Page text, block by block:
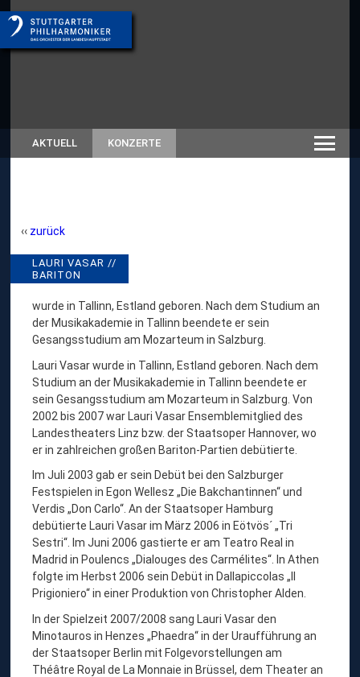
AKTUELL KONZERTE
zurück
L
A
U
R
I
V
A
S
A
R
,
B
A
R
I
T
O
N
LAURI VASAR //
BARITON
wurde in Tallinn, Estland geboren. Nach dem Studium an
der Musikakademie in Tallinn beendete er sein
Gesangsstudium am Mozarteum in Salzburg.
Lauri Vasar wurde in Tallinn, Estland geboren. Nach dem
Studium an der Musikakademie in Tallinn beendete er
sein Gesangsstudium am Mozarteum in Salzburg. Von
2002 bis 2007 war Lauri Vasar Ensemblemitglied des
Landestheaters Linz bzw. der Staatsoper Hannover, wo
er in zahlreichen großen Bariton-Partien debütierte.
Im Juli 2003 gab er sein Debüt bei den Salzburger
Festspielen in Egon Wellesz „Die Bakchantinnen“ und
Verdis „Don Carlo“. An der Staatsoper Hamburg
debütierte Lauri Vasar im März 2006 in Eötvös´ „Tri
Sestri“. Im Juni 2006 gastierte er am Teatro Real in
Madrid in Poulencs „Dialouges des Carmélites“. In Athen
folgte im Herbst 2006 sein Debüt in Dallapiccolas „Il
Prigioniero“ in einer Produktion von Christopher Alden.
In der Spielzeit 2007/2008 sang Lauri Vasar den
Minotauros in Henzes „Phaedra“ in der Uraufführung an
der Staatsoper Berlin mit Folgevorstellungen am
Théâtre Royal de La Monnaie in Brüssel, dem Theater an